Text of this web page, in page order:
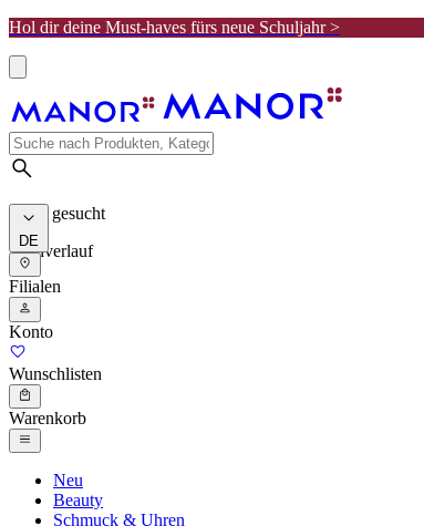
Hol dir deine Must-haves fürs neue Schuljahr >
Meist gesucht
Suchverlauf
DE
Filialen
Konto
Wunschlisten
Warenkorb
Neu
Beauty
Schmuck & Uhren